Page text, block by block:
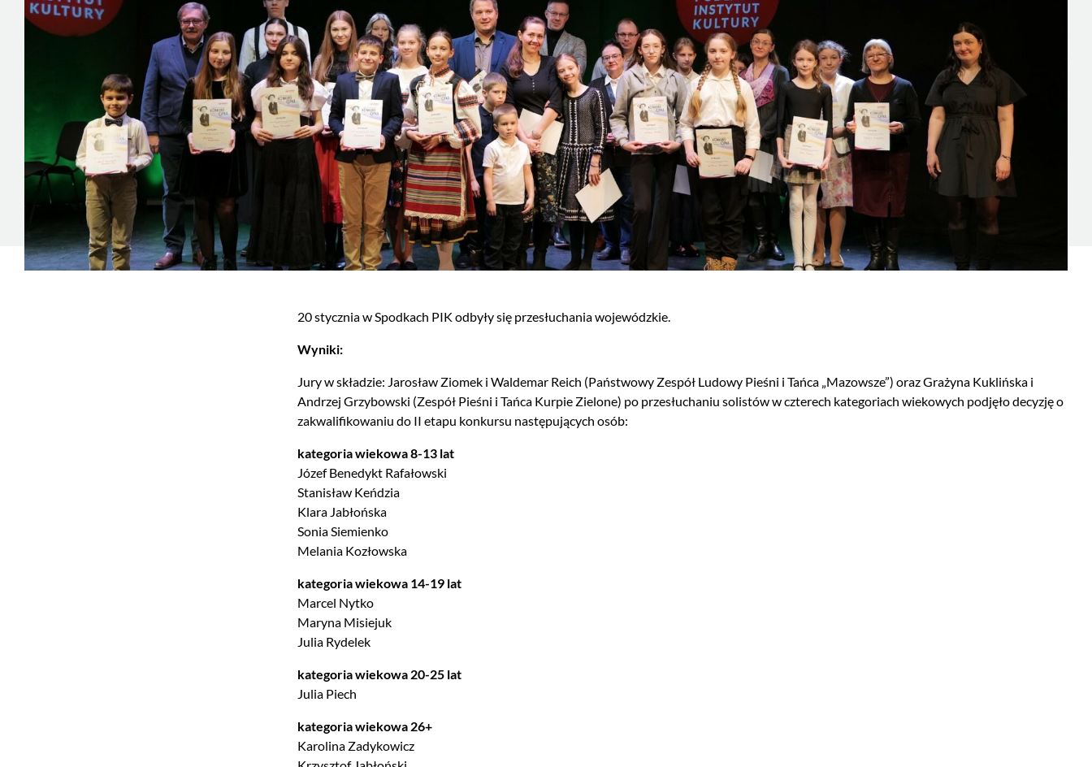
20 stycznia w Spodkach PIK odbyły się przesłuchania wojewódzkie.
Wyniki:
Jury w składzie: Jarosław Ziomek i Waldemar Reich (Państwowy Zespół Ludowy Pieśni i Tańca „Mazowsze”) oraz Grażyna Kuklińska i
Andrzej Grzybowski (Zespół Pieśni i Tańca Kurpie Zielone) po przesłuchaniu solistów w czterech kategoriach wiekowych podjęło decyzję o
zakwalifikowaniu do II etapu konkursu następujących osób:
kategoria wiekowa 8-13 lat
Józef Benedykt Rafałowski
Stanisław Keńdzia
Klara Jabłońska
Sonia Siemienko
Melania Kozłowska
kategoria wiekowa 14-19 lat
Marcel Nytko
Maryna Misiejuk
Julia Rydelek
kategoria wiekowa 20-25 lat
Julia Piech
kategoria wiekowa 26+
Karolina Zadykowicz